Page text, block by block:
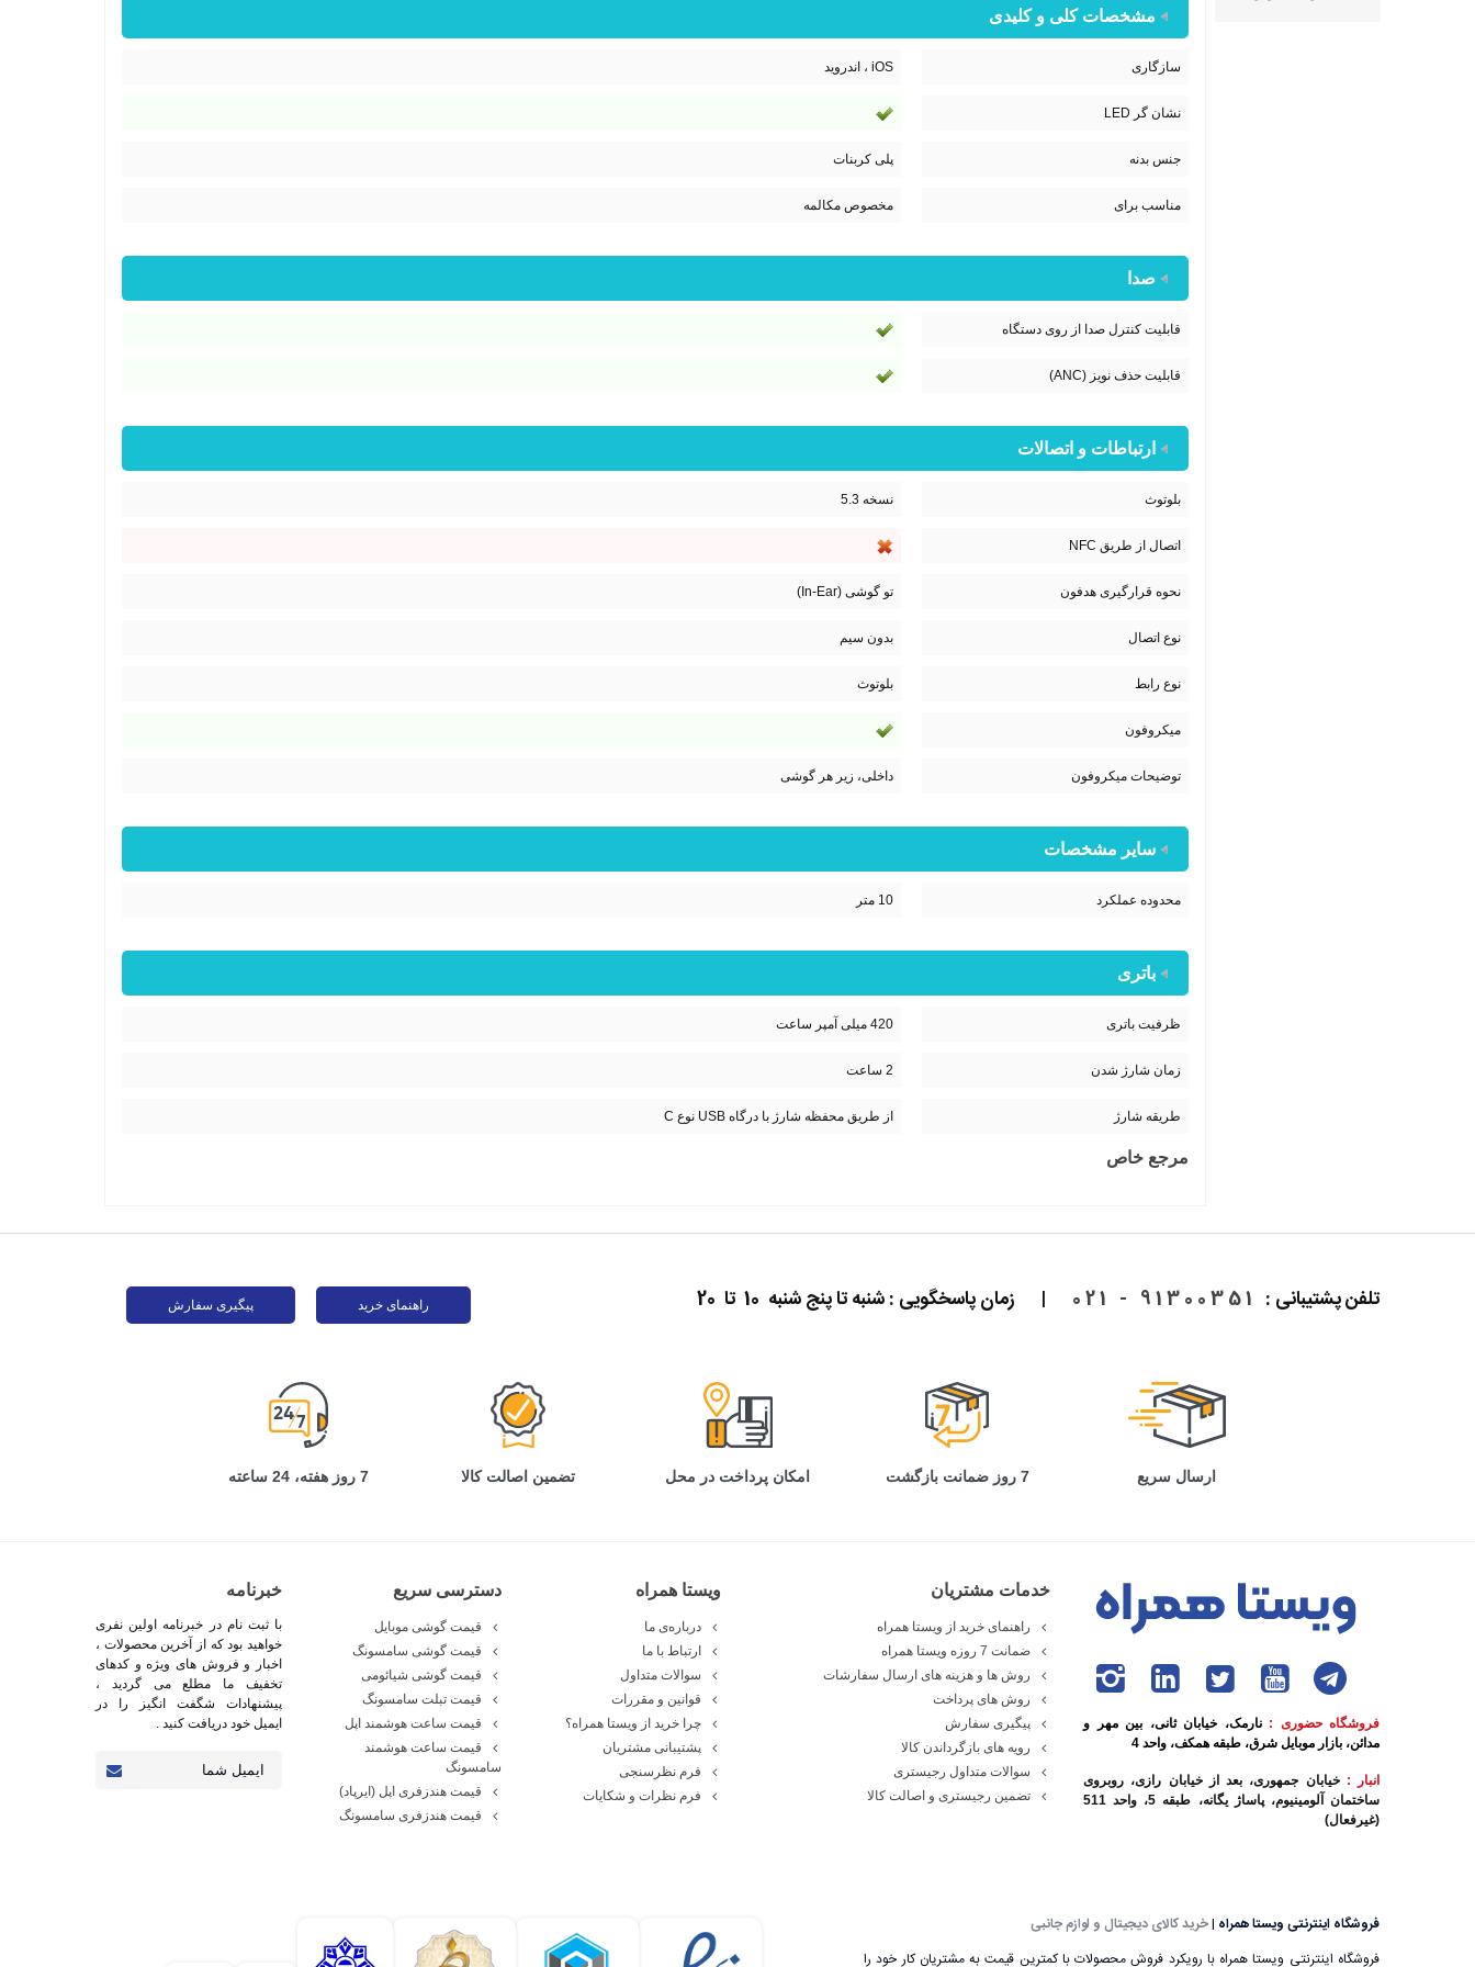
مشخصات کلی و کلیدی
سازگاری iOS ، اندروید
نشان گر LED
جنس بدنه پلی کربنات
مناسب برای مخصوص مکالمه
صدا
قابلیت کنترل صدا از روی دستگاه
قابلیت حذف نویز (ANC)
ارتباطات و اتصالات
بلوتوث نسخه 5.3
اتصال از طریق NFC
نحوه قرارگیری هدفون تو گوشی (In-Ear)
نوع اتصال بدون سیم
نوع رابط بلوتوث
میکروفون
توضیحات میکروفون داخلی، زیر هر گوشی
سایر مشخصات
محدوده عملکرد 10 متر
باتری
ظرفیت باتری 420 میلی آمپر ساعت
زمان شارژ شدن 2 ساعت
طریقه شارژ از طریق محفظه شارژ با درگاه USB نوع C
مرجع خاص
تلفن پشتیبانی : 91300351 - 021
| زمان پاسخگویی : شنبه تا پنج شنبه 10 تا 20 راهنمای خرید پیگیری سفارش
ارسال سریع 7 روز ضمانت بازگشت امکان پرداخت در محل تضمین اصالت کالا 7 روز هفته، 24 ساعته
فروشگاه حضوری : نارمک، خیابان ثانی، بین مهر و
مدائن، بازار موبایل شرق، طبقه همکف، واحد 4
انبار : خیابان جمهوری، بعد از خیابان رازی، روبروی
ساختمان آلومینیوم، پاساژ یگانه، طبقه 5، واحد 511
(غیرفعال)
خدمات مشتریان
راهنمای خرید از ویستا همراه
ضمانت 7 روزه ویستا همراه
روش ها و هزینه های ارسال سفارشات
روش های پرداخت
پیگیری سفارش
رویه های بازگرداندن کالا
سوالات متداول رجیستری
تضمین رجیستری و اصالت کالا
ویستا همراه
درباره‌ی ما
ارتباط با ما
سوالات متداول
قوانین و مقررات
چرا خرید از ویستا همراه؟
پشتیبانی مشتریان
فرم نظرسنجی
فرم نظرات و شکایات
دسترسی سریع
قیمت گوشی موبایل
قیمت گوشی سامسونگ
قیمت گوشی شیائومی
قیمت تبلت سامسونگ
قیمت ساعت هوشمند اپل
قیمت ساعت هوشمند
سامسونگ
قیمت هندزفری اپل (ایرپاد)
قیمت هندزفری سامسونگ
خبرنامه
با ثبت نام در خبرنامه اولین نفری
خواهید بود که از آخرین محصولات ،
اخبار و فروش های ویژه و کدهای
تخفیف ما مطلع می گردید ،
پیشنهادات شگفت انگیز را در
ایمیل خود دریافت کنید .
فروشگاه اینترنتی ویستا همراه |خرید کالای دیجیتال و لوازم جانبی
فروشگاه اینترنتی ویستا همراه با رویکرد فروش محصولات با کمترین قیمت به مشتریان کار خود را